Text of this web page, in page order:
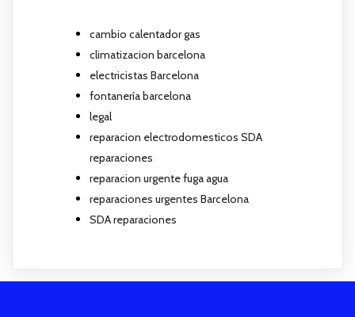
cambio calentador gas
climatizacion barcelona
electricistas Barcelona
fontanería barcelona
legal
reparacion electrodomesticos SDA
reparaciones
reparacion urgente fuga agua
reparaciones urgentes Barcelona
SDA reparaciones